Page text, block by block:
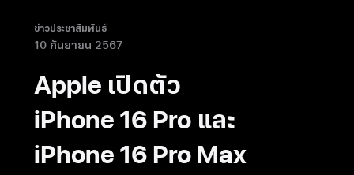
ข่าวประชาสัมพันธ์
10 กันยายน 2567
Apple เปิดตัว
iPhone 16 Pro และ
iPhone 16 Pro Max